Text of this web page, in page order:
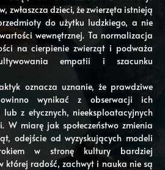
zwłaszcza dzieci, że zwierzęta istnieją
do użytku ludzkiego, a nie
wewnętrznej. Ta normalizacja
na cierpienie zwierząt i podważa
empatii i szacunku
oznacza uznanie, że prawdziwe
wynikać z obserwacji ich
z etycznych, nieeksploatacyjnych
W miarę jak społeczeństwo zmienia
odejście od wyzyskujących modeli
w stronę kultury bardziej
której radość, zachwyt i nauka nie są